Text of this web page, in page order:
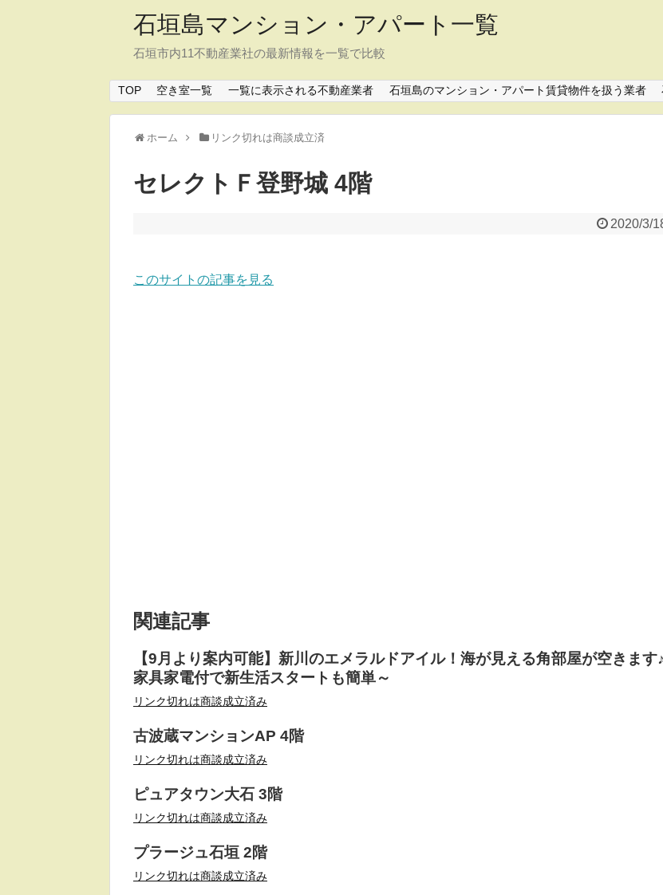
石垣島マンション・アパート一覧
石垣市内11不動産業社の最新情報を一覧で比較
TOP 空き室一覧 一覧に表示される不動産業者 石垣島のマンション・アパート賃貸物件を扱う業者
ホーム リンク切れは商談成立済
セレクトＦ登野城 4階
2020/3/
このサイトの記事を見る
関連記事
【9月より案内可能】新川のエメラルドアイル！海が見える角部屋が空きます♪
家具家電付で新生活スタートも簡単～
リンク切れは商談成立済み
古波蔵マンションAP 4階
リンク切れは商談成立済み
ピュアタウン大石 3階
リンク切れは商談成立済み
プラージュ石垣 2階
リンク切れは商談成立済み